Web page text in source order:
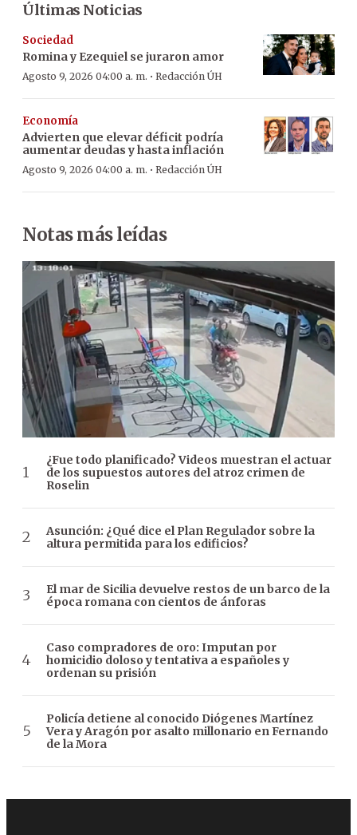
Últimas Noticias
Sociedad
Romina y Ezequiel se juraron amor
Agosto 9, 2026 04:00 a. m. · Redacción ÚH
Economía
Advierten que elevar déficit podría
aumentar deudas y hasta inflación
Agosto 9, 2026 04:00 a. m. · Redacción ÚH
Notas más leídas
¿Fue todo planificado? Videos muestran el actuar
de los supuestos autores del atroz crimen de
Roselin
Asunción: ¿Qué dice el Plan Regulador sobre la
altura permitida para los edificios?
El mar de Sicilia devuelve restos de un barco de la
época romana con cientos de ánforas
Caso compradores de oro: Imputan por
homicidio doloso y tentativa a españoles y
ordenan su prisión
Policía detiene al conocido Diógenes Martínez
Vera y Aragón por asalto millonario en Fernando
de la Mora